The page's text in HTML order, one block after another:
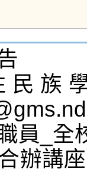
民族
員_全
辦講